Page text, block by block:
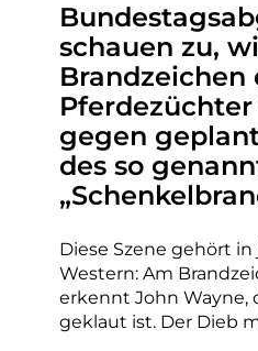
schauen zu,
Brandzeichen
gegen
des so
Diese Szene gehört
Western: Am
erkennt John Wayne,
geklaut ist. Der Dieb